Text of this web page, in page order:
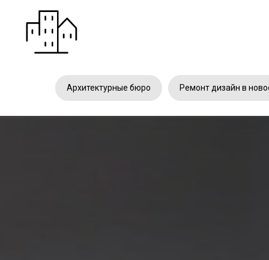
Архитектурные бюро Ремонт дизайн в